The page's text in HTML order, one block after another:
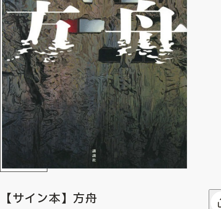
【サイン本】方舟